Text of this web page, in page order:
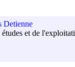
Detienne
études et de